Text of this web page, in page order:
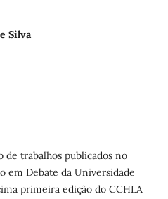
Silva
de trabalhos publicados no
em Debate da Universidade
primeira edição do CCHLA